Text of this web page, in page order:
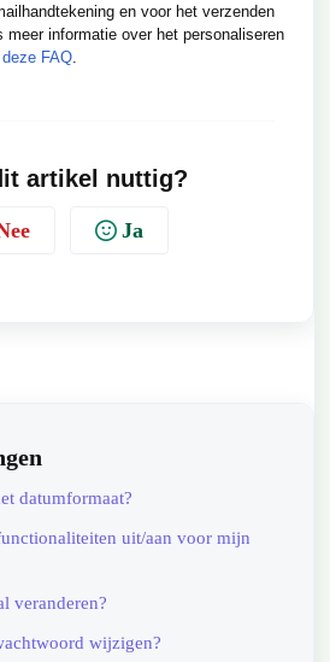
en voor het verzenden
meer informatie over het personaliseren
deze FAQ.
artikel nuttig?
Ja
datumformaat?
uit/aan voor mijn
veranderen?
wijzigen?